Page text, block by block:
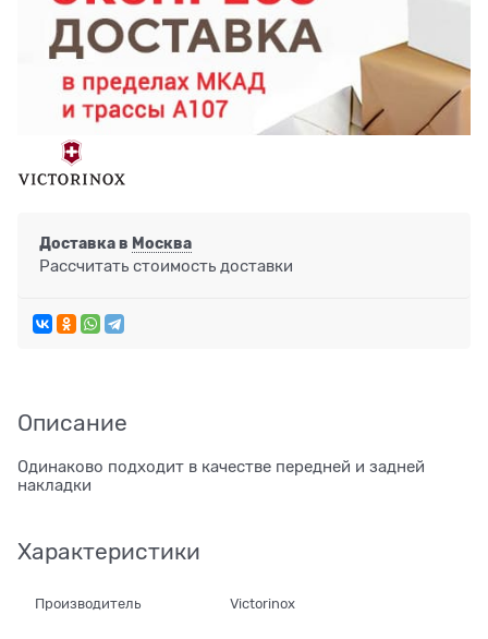
Доставка в Москва
Рассчитать стоимость доставки
Описание
Одинаково подходит в качестве передней и задней
накладки
Характеристики
Производитель Victorinox